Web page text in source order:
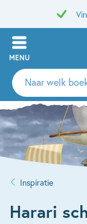
MENU
Zoeken
naar
boeken,
auteurs
en
uitgevers
Inspiratie
Harari